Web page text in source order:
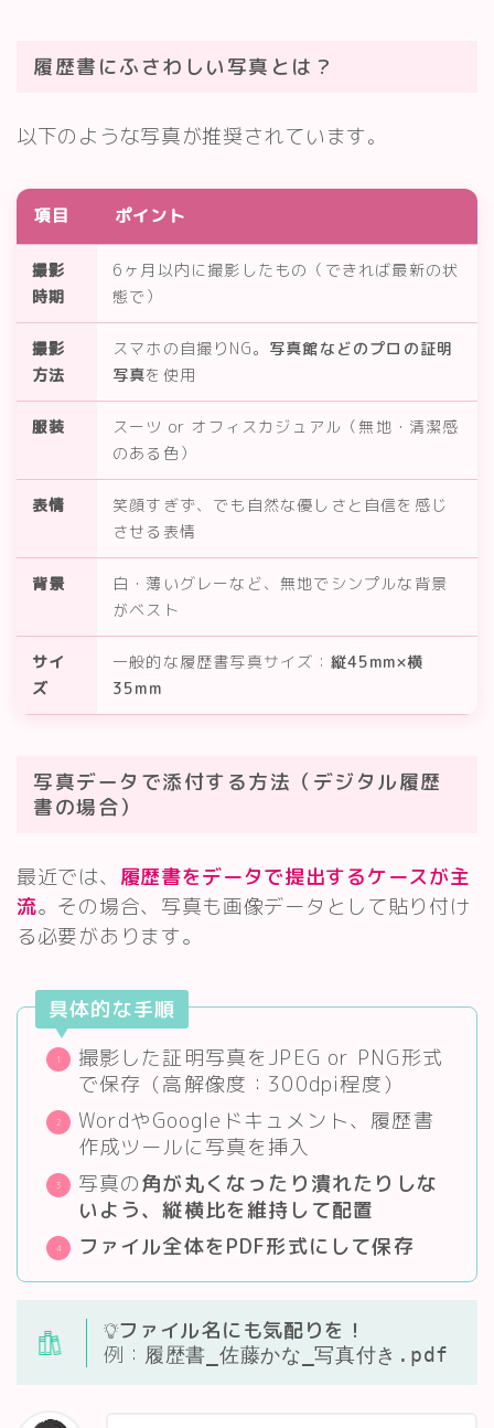
履歴書にふさわしい写真とは？
以下のような写真が推奨されています。
項目 ポイント
撮影
時期
6ヶ月以内に撮影したもの（できれば最新の状
態で）
撮影
方法
スマホの自撮りNG。 写真館などのプロの証明
写真を使用
服装
スーツ or オフィスカジュアル（無地・清潔感
のある色）
表情
笑顔すぎず、でも自然な優しさと自信を感じ
させる表情
背景
白・薄いグレーなど、無地でシンプルな背景
がベスト
サイ
ズ
一般的な履歴書写真サイズ： 縦45mm×横
35mm
写真データで添付する方法（デジタル履歴
書の場合）
最近では、 履歴書をデータで提出するケースが主
流。その場合、写真も画像データとして貼り付け
る必要があります。
具体的な手順
撮影した証明写真をJPEG or PNG形式
で保存（高解像度：300dpi程度）
WordやGoogleドキュメント、履歴書
作成ツールに写真を挿入
写真の角が丸くなったり潰れたりしな
いよう、縦横比を維持して配置
ファイル全体をPDF形式にして保存
ファイル名にも気配りを！
例： 履歴書_佐藤かな_写真付き.pdf